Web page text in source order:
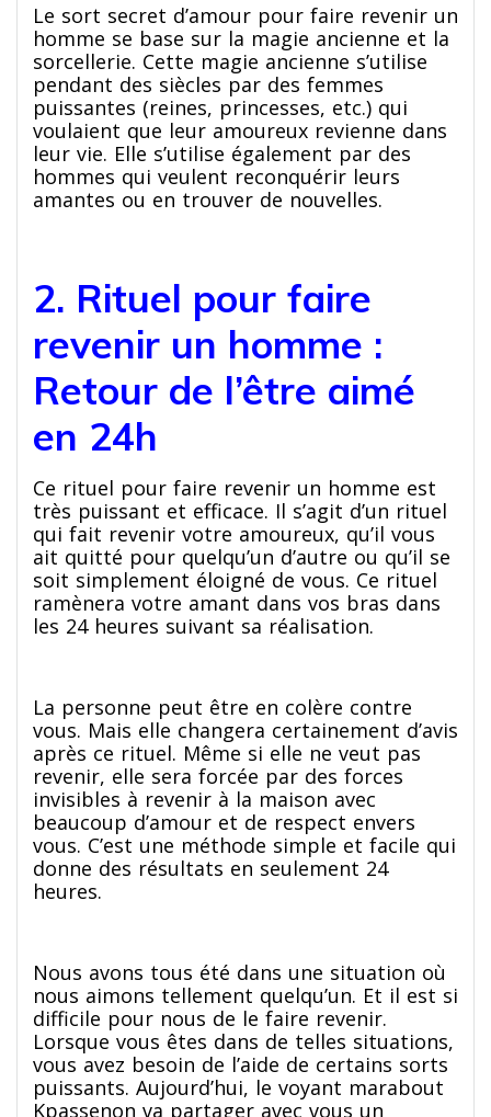
Le sort secret d’amour pour faire revenir un
homme se base sur la magie ancienne et la
sorcellerie. Cette magie ancienne s’utilise
pendant des siècles par des femmes
puissantes (reines, princesses, etc.) qui
voulaient que leur amoureux revienne dans
leur vie. Elle s’utilise également par des
hommes qui veulent reconquérir leurs
amantes ou en trouver de nouvelles.
2. Rituel pour faire
revenir un homme :
Retour de l’être aimé
en 24h
Ce rituel pour faire revenir un homme est
très puissant et efficace. Il s’agit d’un rituel
qui fait revenir votre amoureux, qu’il vous
ait quitté pour quelqu’un d’autre ou qu’il se
soit simplement éloigné de vous. Ce rituel
ramènera votre amant dans vos bras dans
les 24 heures suivant sa réalisation.
La personne peut être en colère contre
vous. Mais elle changera certainement d’avis
après ce rituel. Même si elle ne veut pas
revenir, elle sera forcée par des forces
invisibles à revenir à la maison avec
beaucoup d’amour et de respect envers
vous. C’est une méthode simple et facile qui
donne des résultats en seulement 24
heures.
Nous avons tous été dans une situation où
nous aimons tellement quelqu’un. Et il est si
difficile pour nous de le faire revenir.
Lorsque vous êtes dans de telles situations,
vous avez besoin de l’aide de certains sorts
puissants. Aujourd’hui, le voyant marabout
Kpassenon va partager avec vous un